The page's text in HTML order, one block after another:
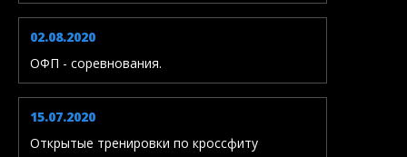
02.08.2020
ОФП - соревнования.
15.07.2020
Открытые тренировки по кроссфиту